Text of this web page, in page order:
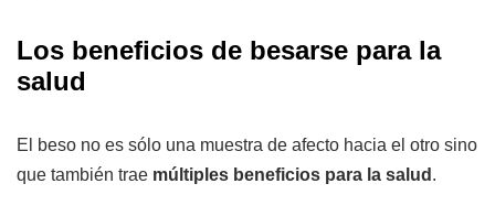
Los beneficios de besarse para la
salud
El beso no es sólo una muestra de afecto hacia el otro sino
que también trae múltiples beneficios para la salud .